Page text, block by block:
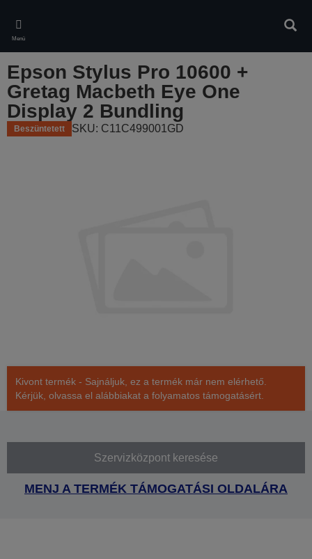
main
content
Menü
Epson Stylus Pro 10600 +
Gretag Macbeth Eye One
Display 2 Bundling
Beszüntetett SKU: C11C499001GD
Kivont termék - Sajnáljuk, ez a termék már nem elérhető.
Kérjük, olvassa el alábbiakat a folyamatos támogatásért.
Szervizközpont keresése
MENJ A TERMÉK TÁMOGATÁSI OLDALÁRA